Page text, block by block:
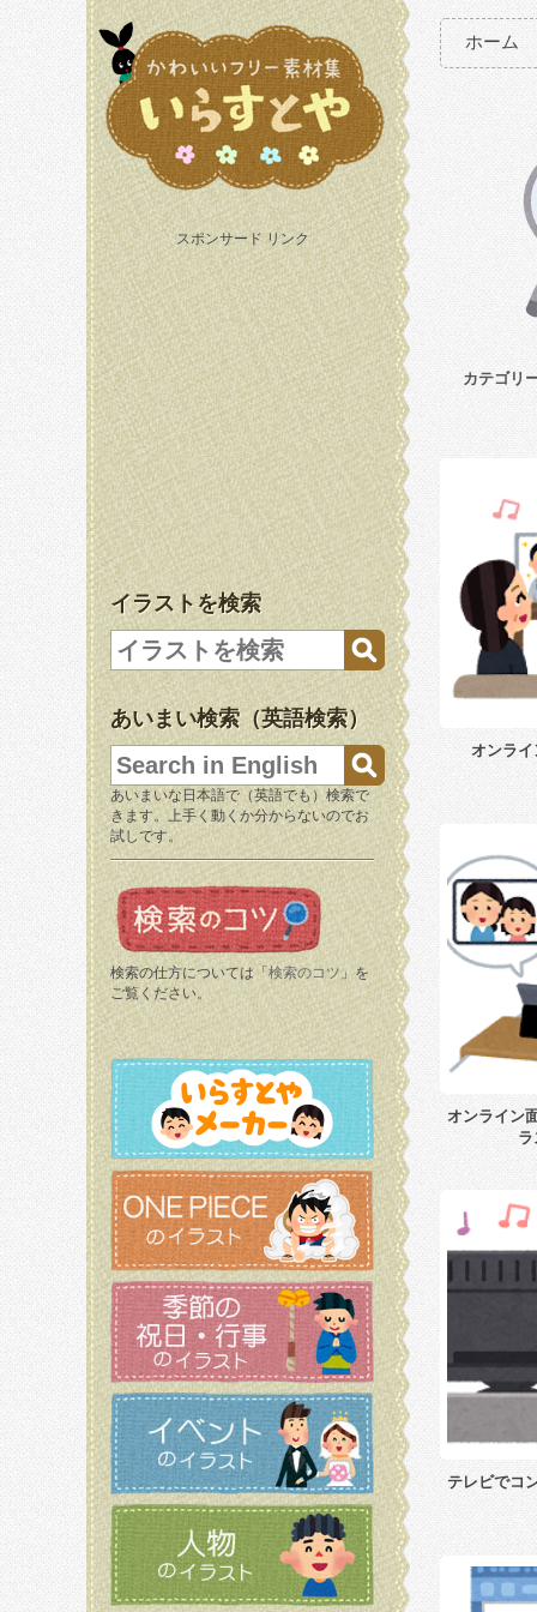
スポンサード リンク
イラストを検索
あいまい検索（英語検索）
あいまいな日本語で（英語でも）検索で
きます。上手く動くか分からないのでお
試しです。
検索の仕方については「 検索のコツ 」を
ご覧ください。
ホーム
カテゴリ
オンラ
オンライン
テレビでコ